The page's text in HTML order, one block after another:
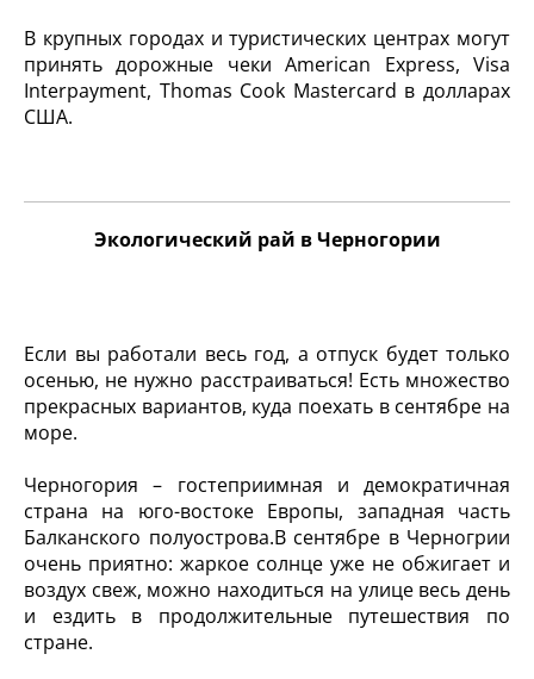
В крупных городах и туристических центрах могут
принять дорожные чеки American Express, Visa
Interpayment, Thomas Cook Mastercard в долларах
США.
Экологический рай в Черногории
Если вы работали весь год, а отпуск будет только
осенью, не нужно расстраиваться! Есть множество
прекрасных вариантов, куда поехать в сентябре на
море.
Черногория – гостеприимная и демократичная
страна на юго-востоке Европы, западная часть
Балканского полуострова.В сентябре в Черногрии
очень приятно: жаркое солнце уже не обжигает и
воздух свеж, можно находиться на улице весь день
и ездить в продолжительные путешествия по
стране.